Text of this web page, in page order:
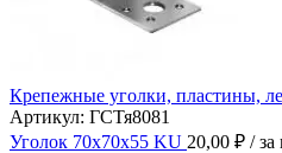
Крепежные уголки, пластины,
Артикул: ГСТя8081
Уголок 70х70х55 KU 20,00 ₽ / за